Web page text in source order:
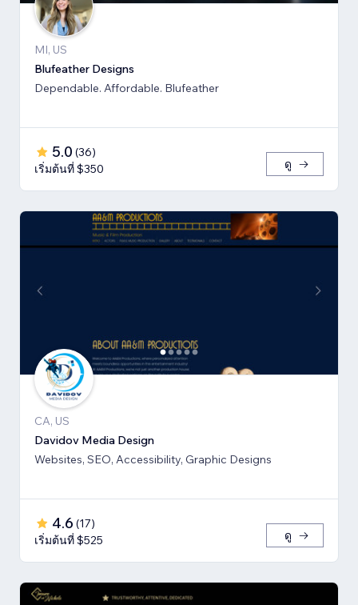
MI, US
Blufeather Designs
Dependable. Affordable. Blufeather
5.0 (36)
เริ่มต้นที่ $350
ดู
CA, US
Davidov Media Design
Websites, SEO, Accessibility, Graphic Designs
4.6 (17)
เริ่มต้นที่ $525
ดู